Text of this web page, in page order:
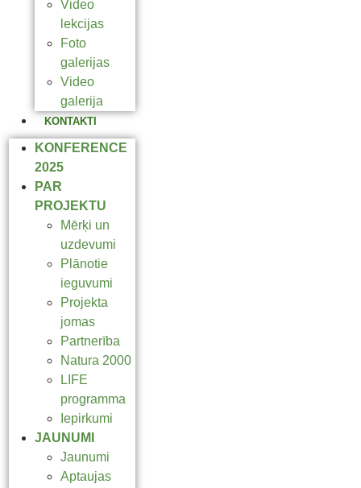
Video
lekcijas
Foto
galerijas
Video
galerija
KONTAKTI
KONFERENCE
2025
PAR
PROJEKTU
Mērķi un
uzdevumi
Plānotie
ieguvumi
Projekta
jomas
Partnerība
Natura 2000
LIFE
programma
Iepirkumi
JAUNUMI
Jaunumi
Aptaujas